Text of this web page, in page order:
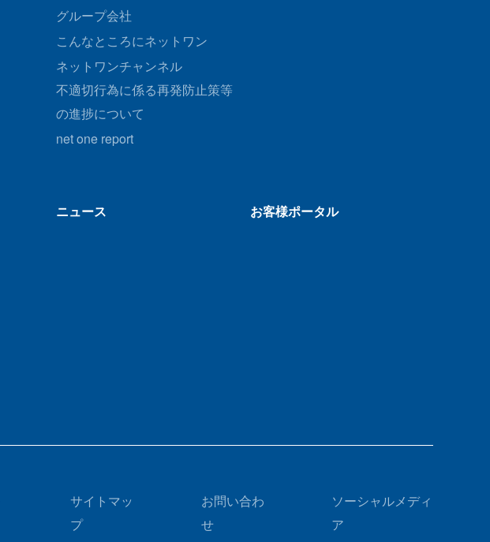
グループ会社
こんなところにネットワン
ネットワンチャンネル
不適切行為に係る再発防止策等
の進捗について
net one report
ニュース お客様ポータル
サイトマッ
プ
お問い合わ
せ
ソーシャルメディ
ア